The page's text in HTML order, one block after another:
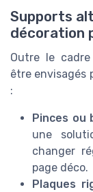
Supports
décoration
Outre le cadre
être envisagés
:
Pinces ou
une
changer
page déco.
Plaques